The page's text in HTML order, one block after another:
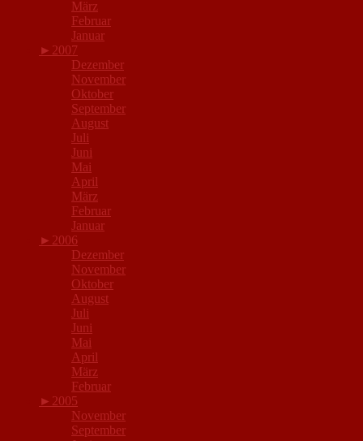
März
Februar
Januar
► 2007
Dezember
November
Oktober
September
August
Juli
Juni
Mai
April
März
Februar
Januar
► 2006
Dezember
November
Oktober
August
Juli
Juni
Mai
April
März
Februar
► 2005
November
September